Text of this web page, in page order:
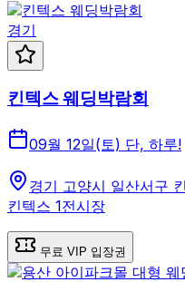
경기
킨텍스 웨딩박람회
09월 12일(토) 단, 하루!
경기 고양시 일산서구
킨텍스 1전시장
무료 VIP 입장권